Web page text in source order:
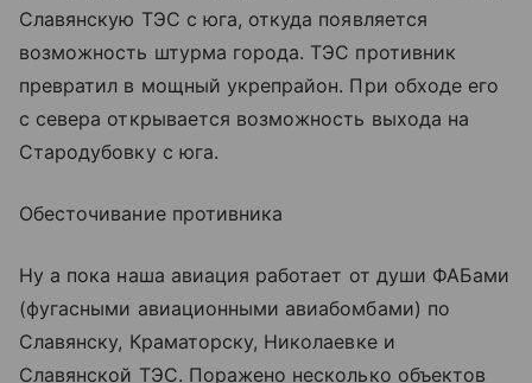
Славянскую ТЭС с юга, откуда появляется
возможность штурма города. ТЭС противник
превратил в мощный укрепрайон. При обходе его
с севера открывается возможность выхода на
Стародубовку с юга.
Обесточивание противника
Ну а пока наша авиация работает от души ФАБами
(фугасными авиационными авиабомбами) по
Славянску, Краматорску, Николаевке и
Славянской ТЭС. Поражено несколько объектов